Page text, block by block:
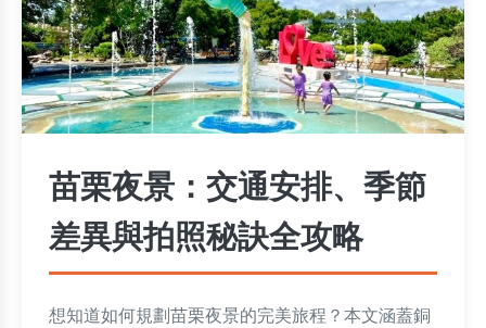
苗栗夜景：交通安排、季節
差異與拍照秘訣全攻略
想知道如何規劃苗栗夜景的完美旅程？本文涵蓋銅